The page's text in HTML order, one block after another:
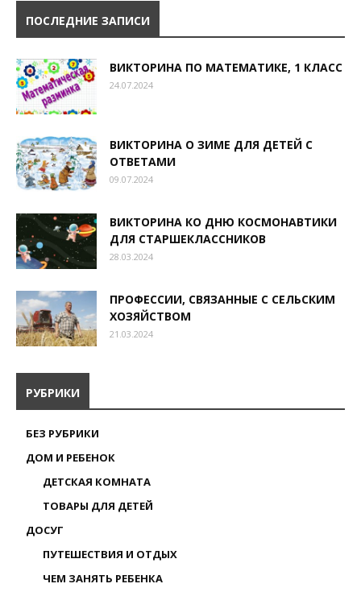
ПОСЛЕДНИЕ ЗАПИСИ
ВИКТОРИНА ПО МАТЕМАТИКЕ, 1 КЛАСС
24.07.2024
ВИКТОРИНА О ЗИМЕ ДЛЯ ДЕТЕЙ С
ОТВЕТАМИ
09.07.2024
ВИКТОРИНА КО ДНЮ КОСМОНАВТИКИ
ДЛЯ СТАРШЕКЛАССНИКОВ
28.03.2024
ПРОФЕССИИ, СВЯЗАННЫЕ С СЕЛЬСКИМ
ХОЗЯЙСТВОМ
21.03.2024
РУБРИКИ
БЕЗ РУБРИКИ
ДОМ И РЕБЕНОК
ДЕТСКАЯ КОМНАТА
ТОВАРЫ ДЛЯ ДЕТЕЙ
ДОСУГ
ПУТЕШЕСТВИЯ И ОТДЫХ
ЧЕМ ЗАНЯТЬ РЕБЕНКА